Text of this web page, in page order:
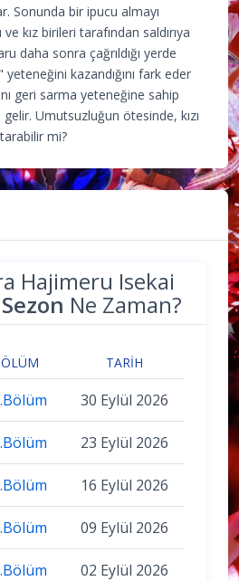
Sonunda bir ipucu almayı
kız birileri tarafından saldırıya
daha sonra çağrıldığı yerde
kazandığını fark eder
geri sarma yeteneğine sahip
Umutsuzluğun ötesinde, kızı
mi?
Hajimeru Isekai
Ne Zaman?
TARIH
30 Eylül 2026
23 Eylül 2026
16 Eylül 2026
09 Eylül 2026
02 Eylül 2026